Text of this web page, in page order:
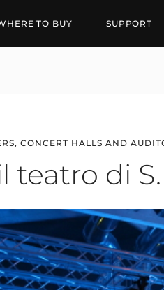
di S.
TO BUY SUPPORT
CONCERT HALLS AND
teatro di